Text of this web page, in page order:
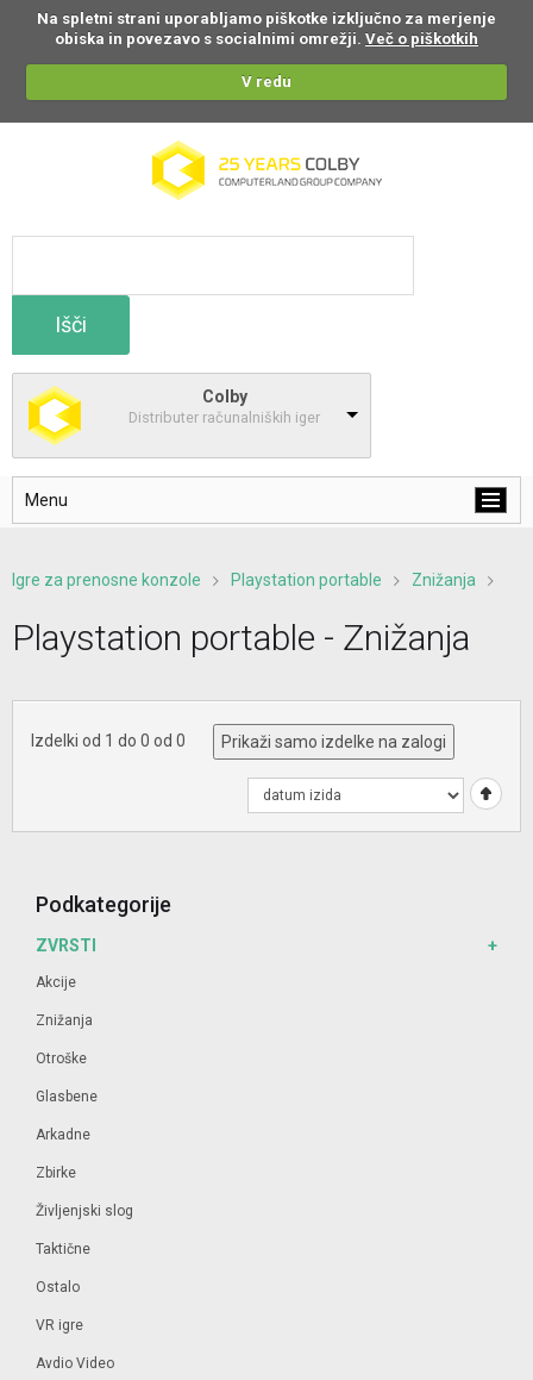
Na spletni strani uporabljamo piškotke izključno za merjenje
obiska in povezavo s socialnimi omrežji. Več o piškotkih
V redu
Išči
Colby
Distributer računalniških iger
Menu
Igre za prenosne konzole Playstation portable Znižanja
Playstation portable - Znižanja
Izdelki od 1 do 0 od 0 Prikaži samo izdelke na zalogi
Podkategorije
ZVRSTI
Akcije
Znižanja
Otroške
Glasbene
Arkadne
Zbirke
Življenjski slog
Taktične
Ostalo
VR igre
Avdio Video